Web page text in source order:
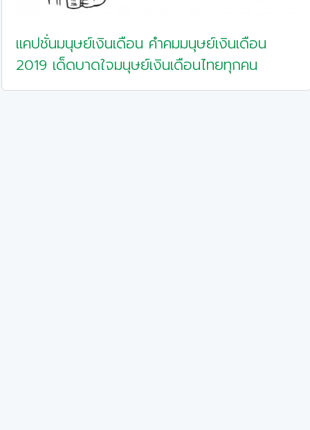
แคปชั่นมนุษย์เงินเดือน คำคมมนุษย์เงินเดือน
2019 เด็ดบาดใจมนุษย์เงินเดือนไทยทุกคน